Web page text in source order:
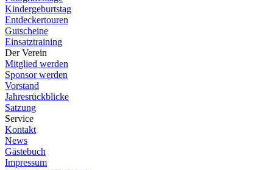
Kindergeburtstag
Entdeckertouren
Gutscheine
Einsatztraining
Der Verein
Mitglied werden
Sponsor werden
Vorstand
Jahresrückblicke
Satzung
Service
Kontakt
News
Gästebuch
Impressum